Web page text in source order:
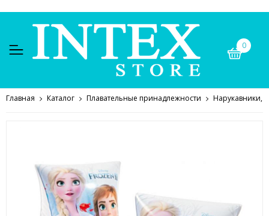
0
Главная Каталог Плавательные принадлежности Нарукавники,